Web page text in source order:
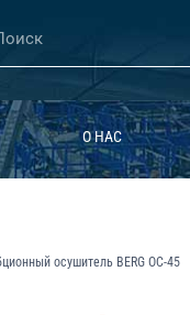
О НАС
осушитель BERG ОС-45